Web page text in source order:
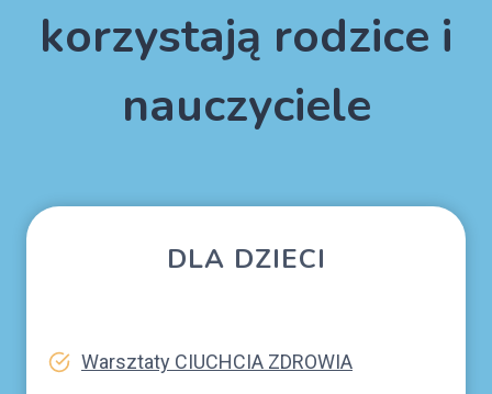
korzystają rodzice i
nauczyciele
DLA DZIECI
Warsztaty CIUCHCIA ZDROWIA